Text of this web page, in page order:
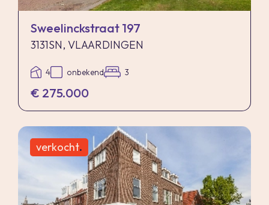
Sweelinckstraat 197
3131SN, VLAARDINGEN
4 onbekend 3
€ 275.000
verkocht.